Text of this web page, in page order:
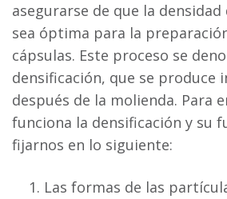
asegurarse de que la
sea óptima para la
cápsulas. Este proceso se
densificación, que se produce
después de la molienda. Para
funciona la densificación y su
fijarnos en lo siguiente:
Las formas de las